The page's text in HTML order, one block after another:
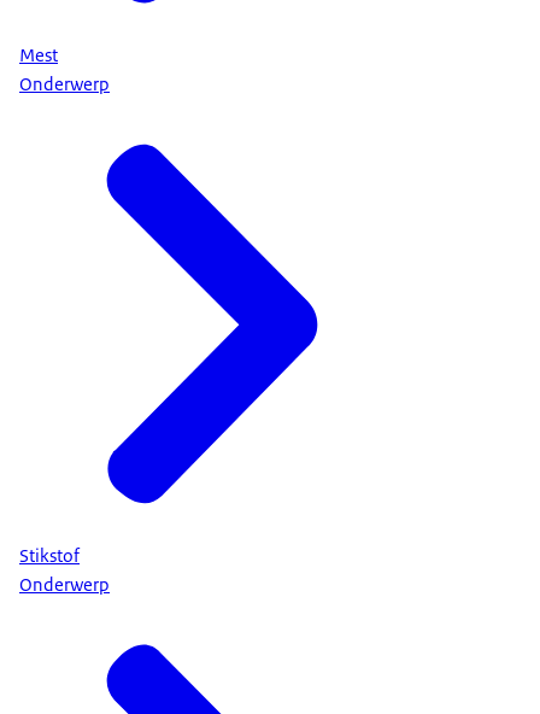
Mest
Onderwerp
Stikstof
Onderwerp